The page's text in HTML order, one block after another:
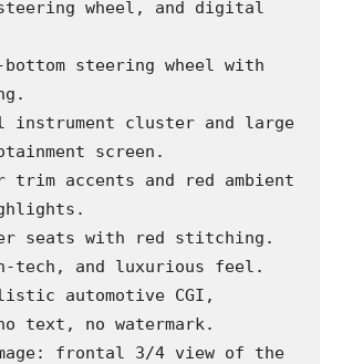
wheel, and digital
steering wheel with
cluster and large
screen.
trim accents and red ambient
seats with red stitching.
tech, and luxurious feel.
automotive CGI,
text, no watermark.
frontal 3/4 view of the